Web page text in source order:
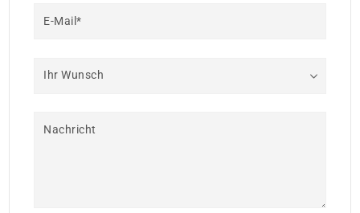
E-Mail*
Ihr Wunsch
Nachricht